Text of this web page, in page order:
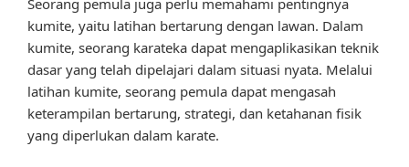
Seorang pemula juga perlu memahami pentingnya
kumite, yaitu latihan bertarung dengan lawan. Dalam
kumite, seorang karateka dapat mengaplikasikan teknik
dasar yang telah dipelajari dalam situasi nyata. Melalui
latihan kumite, seorang pemula dapat mengasah
keterampilan bertarung, strategi, dan ketahanan fisik
yang diperlukan dalam karate.